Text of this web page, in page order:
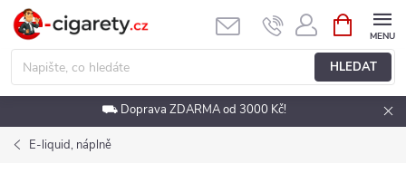
Přejít
obsah
HLEDAT
NÁKUPNÍ
KOŠÍK
⛟ Doprava ZDARMA od 3000 Kč!
E-liquid, náplně